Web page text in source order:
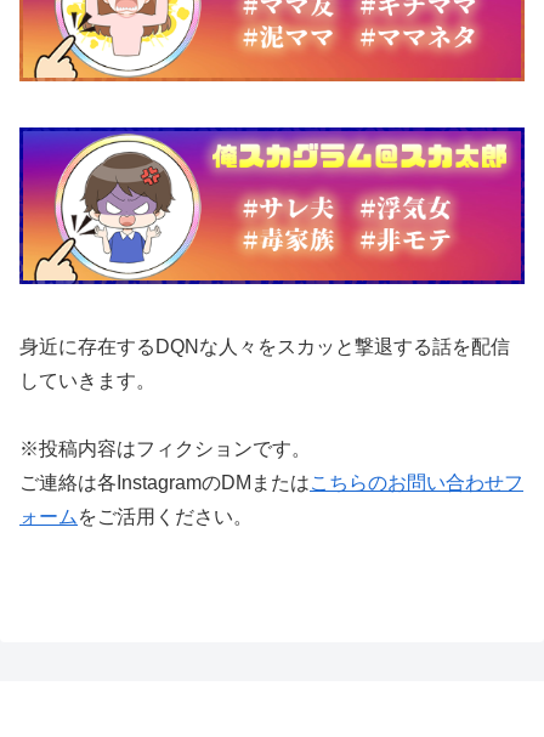
身近に存在するDQNな人々をスカッと撃退する話を配信
していきます。
※投稿内容はフィクションです。
ご連絡は各InstagramのDMまたはこちらのお問い合わせフ
ォーム をご活用ください。